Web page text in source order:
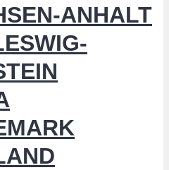
ANHALT